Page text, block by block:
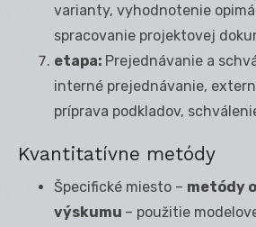
varianty, vyhodnotenie
spracovanie projektovej
etapa: Prejednávanie a
interné prejednávanie,
príprava podkladov,
Kvantitatívne metódy
Špecifické miesto – metódy
výskumu – použitie